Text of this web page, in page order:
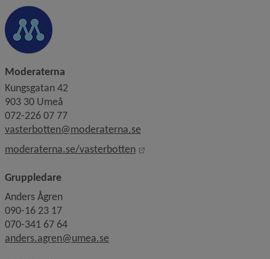
Moderaterna
Kungsgatan 42
903 30 Umeå
072-226 07 77
vasterbotten@moderaterna.se
moderaterna.se/vasterbotten
Länk till annan webbplats,
Gruppledare
Anders Ågren
090-16 23 17
070-341 67 64
anders.agren@umea.se